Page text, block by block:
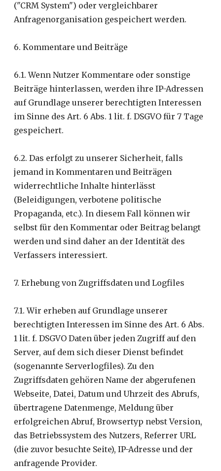
("CRM System") oder vergleichbarer
Anfragenorganisation gespeichert werden.
6. Kommentare und Beiträge
6.1. Wenn Nutzer Kommentare oder sonstige
Beiträge hinterlassen, werden ihre IP-Adressen
auf Grundlage unserer berechtigten Interessen
im Sinne des Art. 6 Abs. 1 lit. f. DSGVO für 7 Tage
gespeichert.
6.2. Das erfolgt zu unserer Sicherheit, falls
jemand in Kommentaren und Beiträgen
widerrechtliche Inhalte hinterlässt
(Beleidigungen, verbotene politische
Propaganda, etc.). In diesem Fall können wir
selbst für den Kommentar oder Beitrag belangt
werden und sind daher an der Identität des
Verfassers interessiert.
7. Erhebung von Zugriffsdaten und Logfiles
7.1. Wir erheben auf Grundlage unserer
berechtigten Interessen im Sinne des Art. 6 Abs.
1 lit. f. DSGVO Daten über jeden Zugriff auf den
Server, auf dem sich dieser Dienst befindet
(sogenannte Serverlogfiles). Zu den
Zugriffsdaten gehören Name der abgerufenen
Webseite, Datei, Datum und Uhrzeit des Abrufs,
übertragene Datenmenge, Meldung über
erfolgreichen Abruf, Browsertyp nebst Version,
das Betriebssystem des Nutzers, Referrer URL
(die zuvor besuchte Seite), IP-Adresse und der
anfragende Provider.